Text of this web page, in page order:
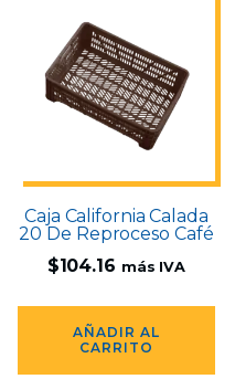
Caja California Calada
20 De Reproceso Café
$104.16 más IVA
AÑADIR AL
CARRITO